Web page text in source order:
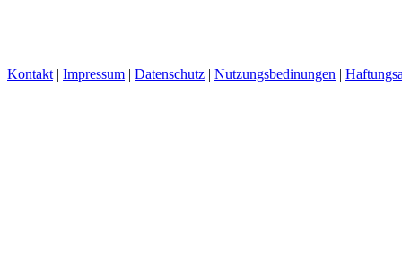
Kontakt | Impressum | Datenschutz | Nutzungsbedinungen |